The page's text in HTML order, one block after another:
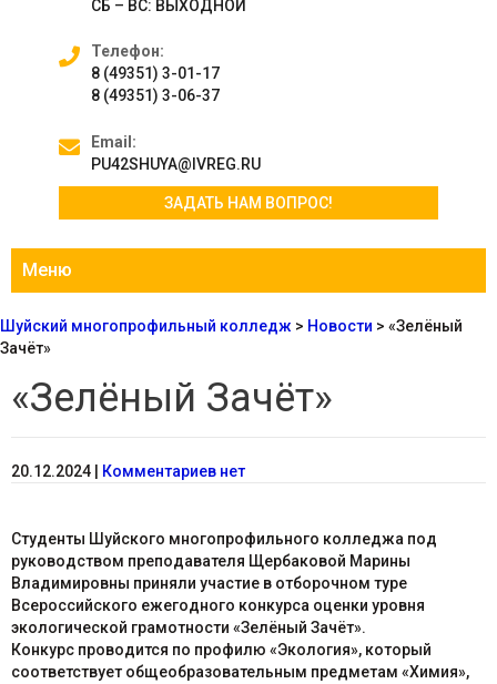
СБ – ВС: ВЫХОДНОЙ
Телефон:
8 (49351) 3-01-17
8 (49351) 3-06-37
Email:
PU42SHUYA@IVREG.RU
ЗАДАТЬ НАМ ВОПРОС!
Меню
Шуйский многопрофильный колледж > Новости > «Зелёный
Зачёт»
«Зелёный Зачёт»
20.12.2024 Комментариев нет
Студенты Шуйского многопрофильного колледжа под
руководством преподавателя Щербаковой Марины
Владимировны приняли участие в отборочном туре
Всероссийского ежегодного конкурса оценки уровня
экологической грамотности «Зелёный Зачёт».
Конкурс проводится по профилю «Экология», который
соответствует общеобразовательным предметам «Химия»,